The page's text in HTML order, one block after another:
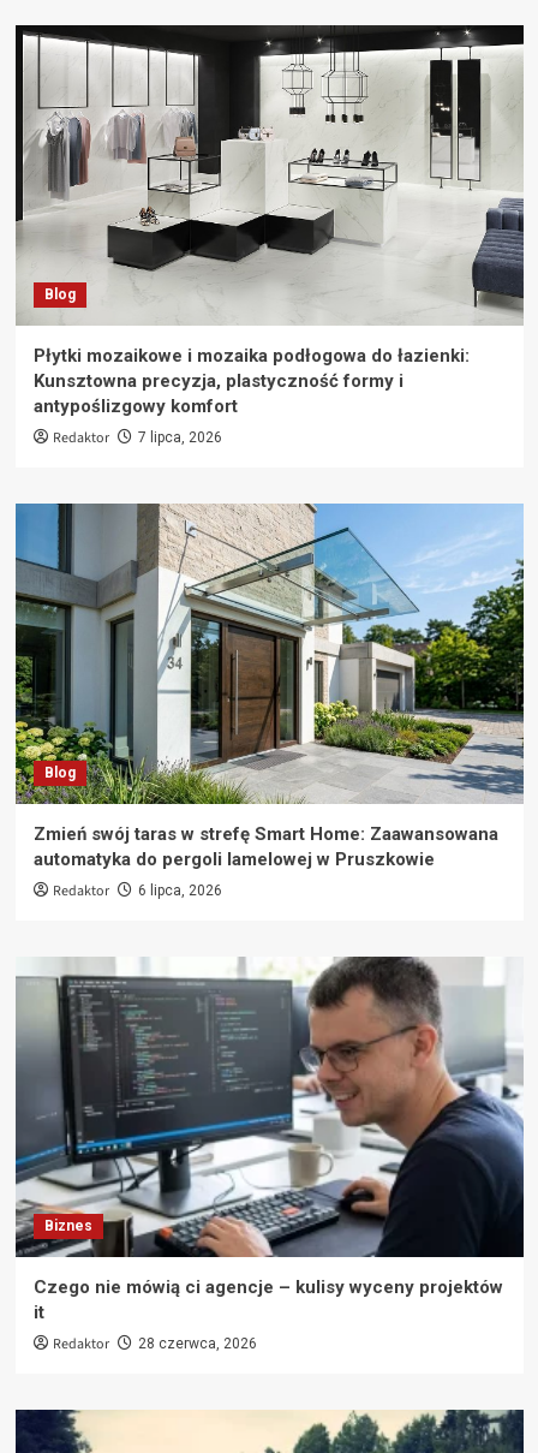
Blog
Płytki mozaikowe i mozaika podłogowa do łazienki:
Kunsztowna precyzja, plastyczność formy i
antypoślizgowy komfort
Redaktor 7 lipca, 2026
Blog
Zmień swój taras w strefę Smart Home: Zaawansowana
automatyka do pergoli lamelowej w Pruszkowie
Redaktor 6 lipca, 2026
Biznes
Czego nie mówią ci agencje – kulisy wyceny projektów
it
Redaktor 28 czerwca, 2026